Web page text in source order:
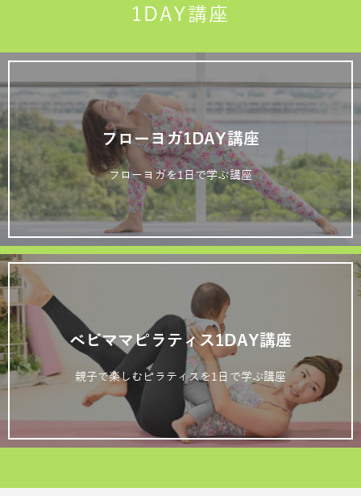
1DAY講座
フローヨガ1DAY講座
フローヨガを1日で学ぶ講座
ベビママピラティス1DAY講座
親子で楽しむピラティスを1日で学ぶ講座